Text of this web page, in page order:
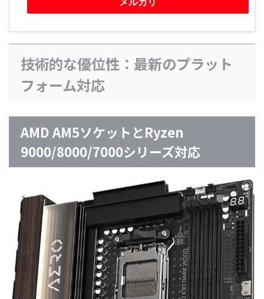
技術的な優位性：最新のプラット
フォーム対応
AMD AM5ソケットとRyzen
9000/8000/7000シリーズ対応